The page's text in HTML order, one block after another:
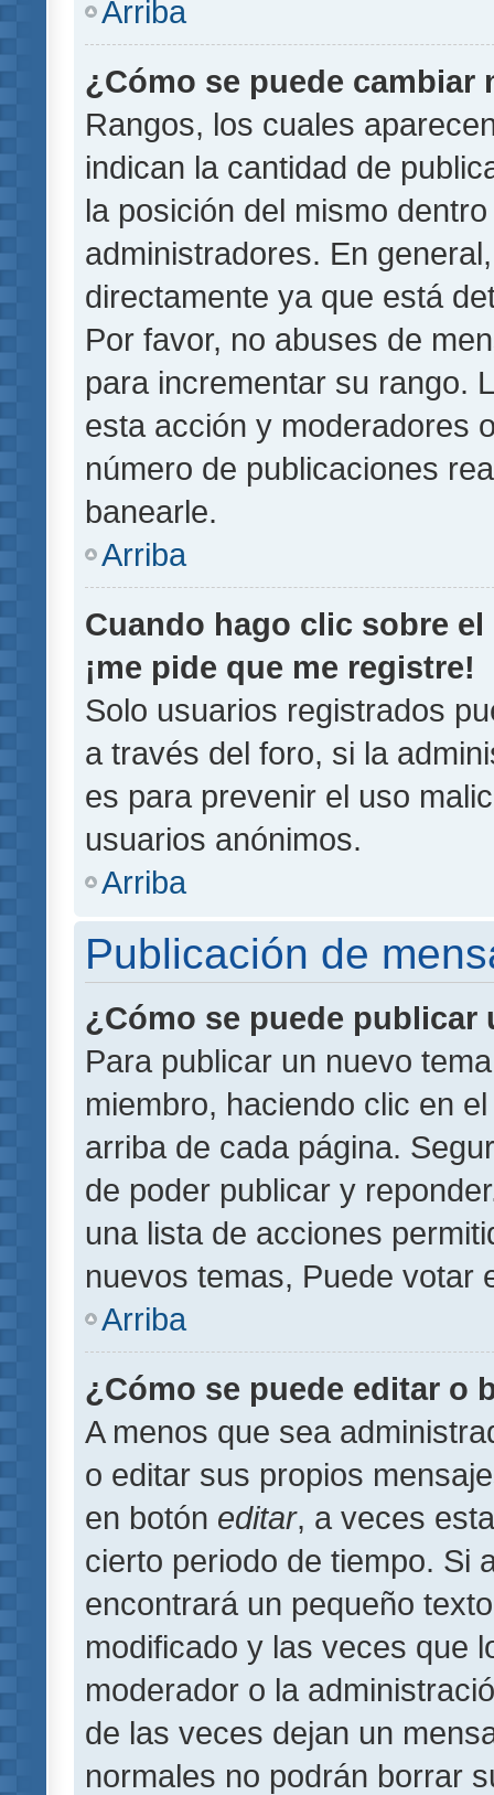
Arriba
¿Cómo se puede cambiar
Rangos, los cuales
indican la cantidad de
la posición del mismo
administradores. En
directamente ya que está
Por favor, no abuses de
para incrementar su rango.
esta acción y moderadores
número de publicaciones
banearle.
Arriba
Cuando hago clic sobre
¡me pide que me registre!
Solo usuarios registrados
a través del foro, si la
es para prevenir el uso
usuarios anónimos.
Arriba
Publicación de
¿Cómo se puede publicar
Para publicar un nuevo
miembro, haciendo clic en
arriba de cada página.
de poder publicar y
una lista de acciones
nuevos temas, Puede votar
Arriba
¿Cómo se puede editar o
A menos que sea
o editar sus propios
en botón editar, a veces
cierto periodo de tiempo. Si
encontrará un pequeño
modificado y las veces que
moderador o la
de las veces dejan un
normales no podrán borrar